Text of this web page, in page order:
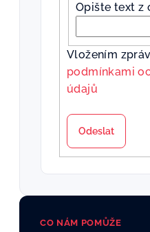
Opište text z
Vložením
podmínkami
údajů
Odeslat
CO NÁM POMŮŽE